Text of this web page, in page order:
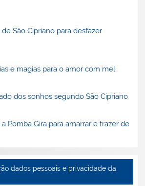
de São Cipriano para desfazer
e magias para o amor com mel
dos sonhos segundo São Cipriano
a Pomba Gira para amarrar e trazer de
dados pessoais e privacidade da